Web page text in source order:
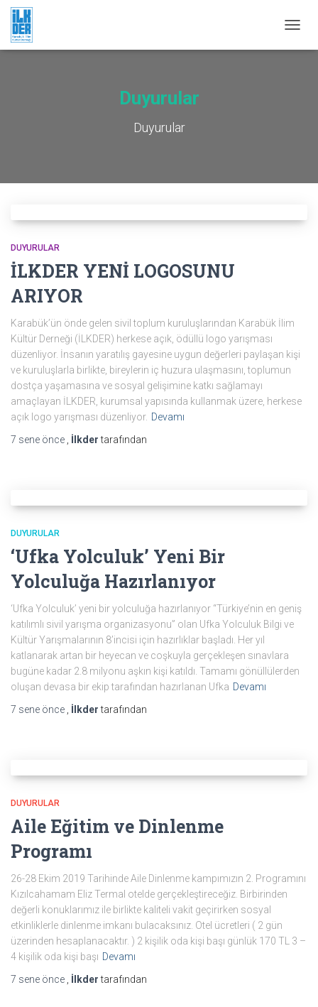
AÇ/
Duyurular
Duyurular
DUYURULAR
İLKDER YENİ LOGOSUNU
ARIYOR
Karabük’ün önde gelen sivil toplum kuruluşlarından Karabük İlim
Kültür Derneği (İLKDER) herkese açık, ödüllü logo yarışması
düzenliyor. İnsanın yaratılış gayesine uygun değerleri paylaşan kişi
ve kuruluşlarla birlikte, bireylerin iç huzura ulaşmasını, toplumun
dostça yaşamasına ve sosyal gelişimine katkı sağlamayı
amaçlayan İLKDER, kurumsal yapısında kullanmak üzere, herkese
açık logo yarışması düzenliyor. Devamı
7 sene önce İlkdertarafından
DUYURULAR
‘Ufka Yolculuk’ Yeni Bir
Yolculuğa Hazırlanıyor
‘Ufka Yolculuk’ yeni bir yolculuğa hazırlanıyor “Türkiye’nin en geniş
katılımlı sivil yarışma organizasyonu” olan Ufka Yolculuk Bilgi ve
Kültür Yarışmalarının 8’incisi için hazırlıklar başladı. Her yıl
katlanarak artan bir heyecan ve coşkuyla gerçekleşen sınavlara
bugüne kadar 2.8 milyonu aşkın kişi katıldı. Tamamı gönüllülerden
oluşan devasa bir ekip tarafından hazırlanan Ufka Devamı
7 sene önce İlkdertarafından
DUYURULAR
Aile Eğitim ve Dinlenme
Programı
26-28 Ekim 2019 Tarihinde Aile Dinlenme kampımızın 2. Programını
Kızılcahamam Eliz Termal otelde gerçekleştireceğiz. Birbirinden
değerli konuklarımız ile birlikte kaliteli vakit geçirirken sosyal
etkinliklerle dinlenme imkanı bulacaksınız. Otel ücretleri ( 2 gün
üzerinden hesaplanacaktır. ) 2 kişilik oda kişi başı günlük 170 TL 3 –
4 kişilik oda kişi başı Devamı
7 sene önce İlkdertarafından